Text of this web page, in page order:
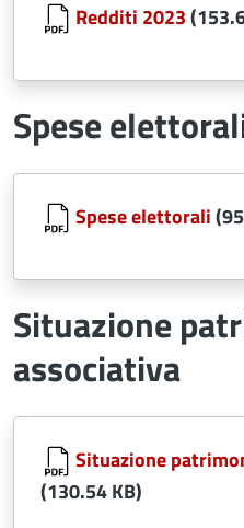
Redditi 2023
Spese
Document
Spese elettorali
Situazione
associativa
Document
Situazione
(130.54 KB)